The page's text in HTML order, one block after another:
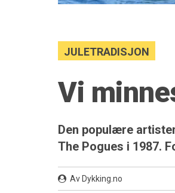
JULETRADISJON
Vi
Den populære
The Pogues i 1987.
Av Dykking.no